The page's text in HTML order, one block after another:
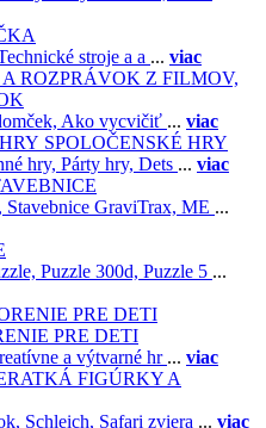
stroje a a ... viac
Z FILMOV,
Ako vycvičiť ... viac
SPOLOČENSKÉ HRY
hry, Párty hry, Dets ... viac
Stavebnice GraviTrax, ME ...
Puzzle 300d, Puzzle 5 ...
PRE DETI
a výtvarné hr ... viac
FIGÚRKY A
Schleich, Safari zviera ... viac